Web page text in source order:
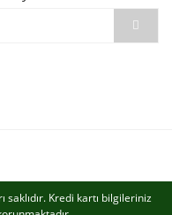
Kredi kartı bilgileriniz